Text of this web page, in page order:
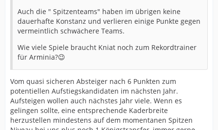
Auch die " Spitzenteams" haben im übrigen keine
dauerhafte Konstanz und verlieren einige Punkte gegen
vermeintlich schwächere Teams.
Wie viele Spiele braucht Kniat noch zum Rekordtrainer
für Arminia?😉
Vom quasi sicheren Absteiger nach 6 Punkten zum
potentiellen Aufstiegskandidaten im nächsten Jahr.
Aufsteigen wollen auch nächstes Jahr viele. Wenn es
gelingen sollte, eine entsprechende Kaderbreite
herzustellen mindestens auf dem momentanen Spitzen